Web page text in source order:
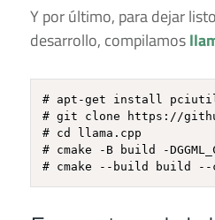
Y por último, para dejar
desarrollo, compilamos
# apt-get install
# git clone https://
# cd llama.cpp
# cmake -B build -